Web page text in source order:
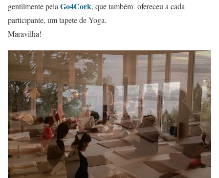
gentilmente pela Go4Cork, que também ofereceu a cada
participante, um tapete de Yoga.
Maravilha!